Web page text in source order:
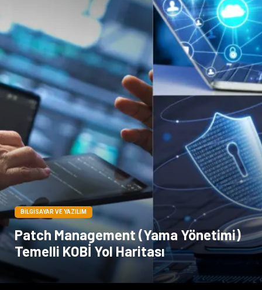
Pazarlama
İthalat İhracat Moda
Tarım & Hayvancılık Markalar
Periyodik Kontrol Kiralama Servisleri
Bakım
BILGISAYAR VE YAZILIM
Patch Management (Yama Yönetimi)
Temelli KOBİ Yol Haritası